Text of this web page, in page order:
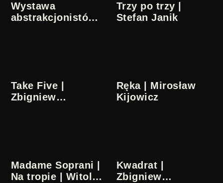
Wystawa
abstrakcjonistów |
Trzy po trzy |
Stefan Janik
Take Five |
Zbigniew
Ręka | Mirosław
Kijowicz
Madame Soprani |
Na tropie | Witold
Kwadrat |
Zbigniew